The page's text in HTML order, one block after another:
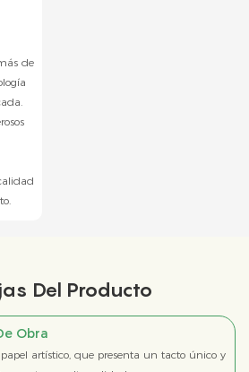
de
Del Producto
Obra
artístico, que presenta un tacto único y